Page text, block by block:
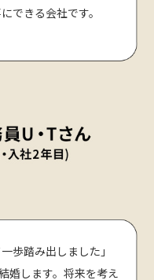
できる会社です。
歩踏み出しました」
婚します。将来を考え